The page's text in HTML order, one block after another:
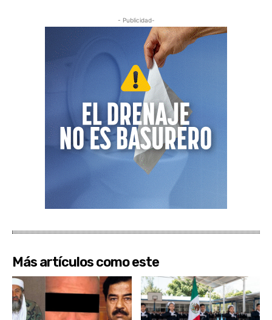
- Publicidad-
Más artículos como este